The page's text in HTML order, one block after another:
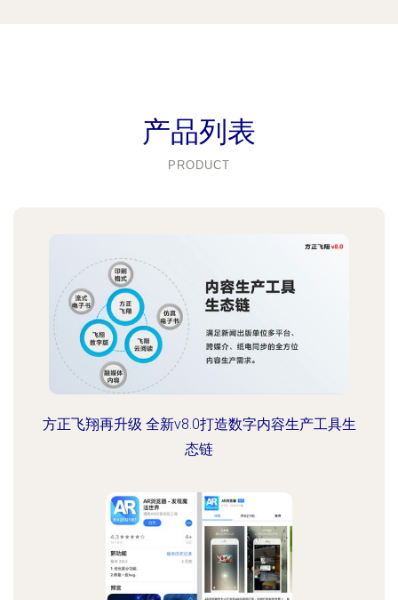
产品列表
PRODUCT
方正飞翔再升级 全新v8.0打造数字内容生产工具生
态链